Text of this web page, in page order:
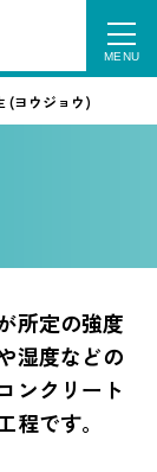
(ヨウジョウ)
所定の強度
湿度などの
ンクリート
です。